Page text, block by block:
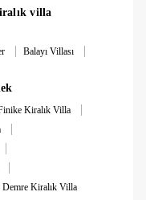
TL Temizlik Ücreti
iade
villa
| Balayı Villası |
Kiralık Villa |
|
|
|
Demre Kiralık Villa